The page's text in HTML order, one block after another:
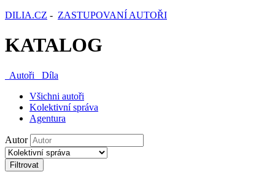
DILIA.CZ - ZASTUPOVANÍ AUTOŘI
KATALOG
Autoři
Díla
Všichni autoři
Kolektivní správa
Agentura
Autor
Filtrovat